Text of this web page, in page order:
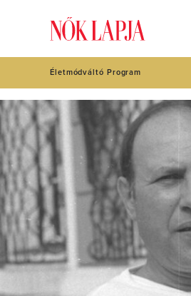
Életmódváltó Program